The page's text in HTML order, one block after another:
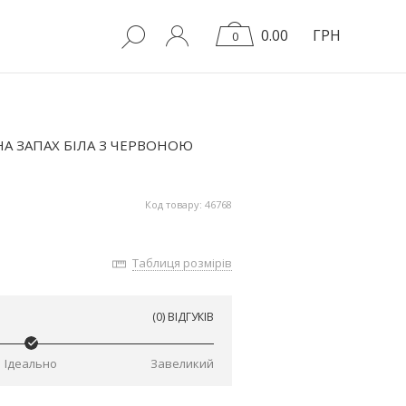
0 0.00 ГРН
ЗАПАХ БІЛА З ЧЕРВОНОЮ
Код товару: 46768
Таблиця розмірів
(0) ВІДГУКІВ
Ідеально Завеликий